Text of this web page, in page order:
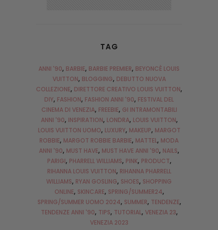
TAG
ANNI '90 BARBIE BARBIE PREMIER BEYONCÈ LOUIS
VUITTON BLOGGING DEBUTTO NUOVA
COLLEZIONE DIRETTORE CREATIVO LOUIS VUITTON
DIY FASHION FASHION ANNI '90 FESTIVAL DEL
CINEMA DI VENEZIA FREEBIE GI INTRAMONTABILI
ANNI '90 INSPIRATION LONDRA LOUIS VUITTON
LOUIS VUITTON UOMO LUXURY MAKEUP MARGOT
ROBBIE MARGOT ROBBIE BARBIE MATTEL MODA
ANNI '90 MUST HAVE MUST HAVE ANNI '90 NAILS
PARIGI PHARRELL WILLIAMS PINK PRODUCT
RIHANNA LOUIS VUITTON RIHANNA PHARRELL
WILLIAMS RYAN GOSLING SHOES SHOPPING
ONLINE SKINCARE SPRING/SUMMER24
SPRING/SUMMER UOMO 2024 SUMMER TENDENZE
TENDENZE ANNI '90 TIPS TUTORIAL VENEZIA 23
VENEZIA 2023